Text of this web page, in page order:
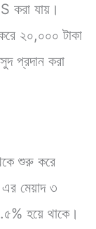
করা যায়।
২০,০০০ টাকা
প্রদান করা
শুরু করে
মেয়াদ ৩
হয়ে থাকে।